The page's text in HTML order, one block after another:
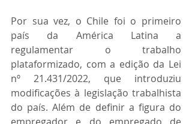
Por sua vez, o Chile foi o primeiro
país da América Latina a
regulamentar o trabalho
plataformizado, com a edição da Lei
nº 21.431/2022, que introduziu
modificações à legislação trabalhista
do país. Além de definir a figura do